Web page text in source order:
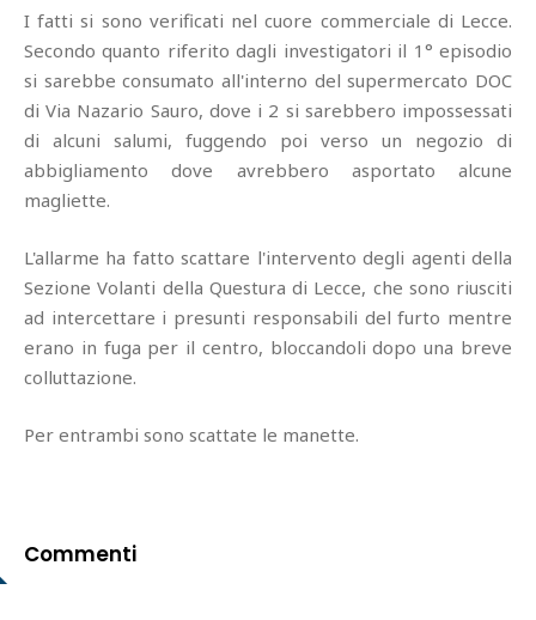
I fatti si sono verificati nel cuore commerciale di Lecce.
Secondo quanto riferito dagli investigatori il 1° episodio
si sarebbe consumato all'interno del supermercato DOC
di Via Nazario Sauro, dove i 2 si sarebbero impossessati
di alcuni salumi, fuggendo poi verso un negozio di
abbigliamento dove avrebbero asportato alcune
magliette.
L'allarme ha fatto scattare l'intervento degli agenti della
Sezione Volanti della Questura di Lecce, che sono riusciti
ad intercettare i presunti responsabili del furto mentre
erano in fuga per il centro, bloccandoli dopo una breve
colluttazione.
Per entrambi sono scattate le manette.
Commenti